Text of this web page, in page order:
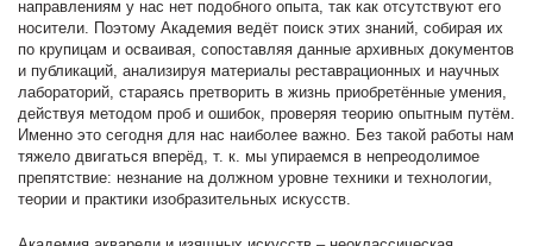
направлениям у нас нет подобного опыта, так как отсутствуют его
носители. Поэтому Академия ведёт поиск этих знаний, собирая их
по крупицам и осваивая, сопоставляя данные архивных документов
и публикаций, анализируя материалы реставрационных и научных
лабораторий, стараясь претворить в жизнь приобретённые умения,
действуя методом проб и ошибок, проверяя теорию опытным путём.
Именно это сегодня для нас наиболее важно. Без такой работы нам
тяжело двигаться вперёд, т. к. мы упираемся в непреодолимое
препятствие: незнание на должном уровне техники и технологии,
теории и практики изобразительных искусств.